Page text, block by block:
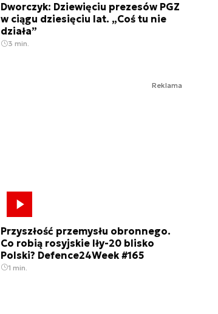
Dworczyk: Dziewięciu prezesów PGZ
w ciągu dziesięciu lat. „Coś tu nie
działa”
3 min.
Reklama
Przyszłość przemysłu obronnego.
Co robią rosyjskie Iły-20 blisko
Polski? Defence24Week #165
1 min.